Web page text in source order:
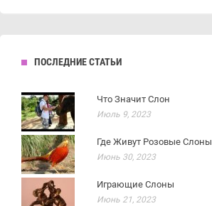
ПОСЛЕДНИЕ СТАТЬИ
Что Значит Слон
Июль 9, 2023
Где Живут Розовые Слоны
Июнь 30, 2023
Играющие Слоны
Июнь 21, 2023